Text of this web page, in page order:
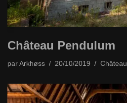
Château Pendulum
par Arkhøss 20/10/2019 Château